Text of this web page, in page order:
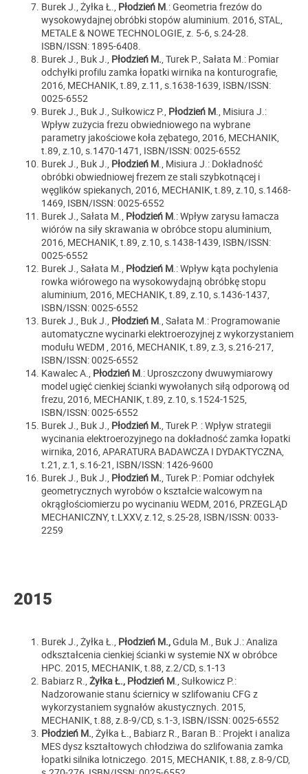
Burek J., Żyłka Ł., Płodzień M.: Geometria frezów do
wysokowydajnej obróbki stopów aluminium. 2016, STAL,
METALE & NOWE TECHNOLOGIE, z. 5-6, s.24-28.
ISBN/ISSN: 1895-6408.
Burek J., Buk J., Płodzień M., Turek P., Sałata M.: Pomiar
odchyłki profilu zamka łopatki wirnika na konturografie,
2016, MECHANIK, t.89, z.11, s.1638-1639, ISBN/ISSN:
0025-6552
Burek J., Buk J., Sułkowicz P., Płodzień M., Misiura J.:
Wpływ zużycia frezu obwiedniowego na wybrane
parametry jakościowe koła zębatego, 2016, MECHANIK,
t.89, z.10, s.1470-1471, ISBN/ISSN: 0025-6552
Burek J., Buk J., Płodzień M., Misiura J.: Dokładność
obróbki obwiedniowej frezem ze stali szybkotnącej i
węglików spiekanych, 2016, MECHANIK, t.89, z.10, s.1468-
1469, ISBN/ISSN: 0025-6552
Burek J., Sałata M., Płodzień M.: Wpływ zarysu łamacza
wiórów na siły skrawania w obróbce stopu aluminium,
2016, MECHANIK, t.89, z.10, s.1438-1439, ISBN/ISSN:
0025-6552
Burek J., Sałata M., Płodzień M.: Wpływ kąta pochylenia
rowka wiórowego na wysokowydajną obróbkę stopu
aluminium, 2016, MECHANIK, t.89, z.10, s.1436-1437,
ISBN/ISSN: 0025-6552
Burek J., Buk J., Płodzień M., Sałata M.: Programowanie
automatyczne wycinarki elektroerozyjnej z wykorzystaniem
modułu WEDM , 2016, MECHANIK, t.89, z.3, s.216-217,
ISBN/ISSN: 0025-6552
Kawalec A., Płodzień M.: Uproszczony dwuwymiarowy
model ugięć cienkiej ścianki wywołanych siłą odporową od
frezu, 2016, MECHANIK, t.89, z.10, s.1524-1525,
ISBN/ISSN: 0025-6552
Burek J., Buk J., Płodzień M., Turek P. : Wpływ strategii
wycinania elektroerozyjnego na dokładność zamka łopatki
wirnika, 2016, APARATURA BADAWCZA I DYDAKTYCZNA,
t.21, z.1, s.16-21, ISBN/ISSN: 1426-9600
Burek J., Buk J., Płodzień M., Turek P.: Pomiar odchyłek
geometrycznych wyrobów o kształcie walcowym na
okrągłościomierzu po wycinaniu WEDM, 2016, PRZEGLĄD
MECHANICZNY, t.LXXV, z.12, s.25-28, ISBN/ISSN: 0033-
2259
2015
Burek J., Żyłka Ł., Płodzień M.,Gdula M., Buk J.: Analiza
odkształcenia cienkiej ścianki w systemie NX w obróbce
HPC. 2015, MECHANIK, t.88, z.2/CD, s.1-13
Babiarz R., Żyłka Ł., Płodzień M., Sułkowicz P.:
Nadzorowanie stanu ściernicy w szlifowaniu CFG z
wykorzystaniem sygnałów akustycznych. 2015,
MECHANIK, t.88, z.8-9/CD, s.1-3, ISBN/ISSN: 0025-6552
Płodzień M., Żyłka Ł., Babiarz R., Baran B.: Projekt i analiza
MES dysz kształtowych chłodziwa do szlifowania zamka
łopatki silnika lotniczego. 2015, MECHANIK, t.88, z.8-9/CD,